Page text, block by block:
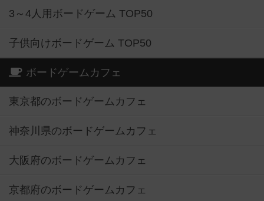
3～4人用ボードゲーム TOP50
子供向けボードゲーム TOP50
ボードゲームカフェ
東京都のボードゲームカフェ
神奈川県のボードゲームカフェ
大阪府のボードゲームカフェ
京都府のボードゲームカフェ